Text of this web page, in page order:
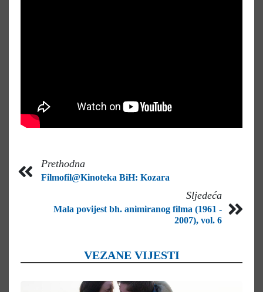
Prethodna
Filmofil@Kinoteka BiH: Kozara
Sljedeća
Mala povijest bh. animiranog filma (1961 -
2007), vol. 6
VEZANE VIJESTI